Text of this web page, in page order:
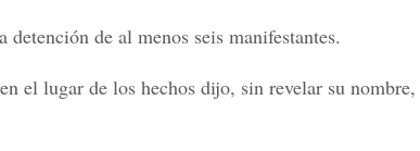
de al menos seis manifestantes.
el lugar de los hechos dijo, sin revelar su nombre,